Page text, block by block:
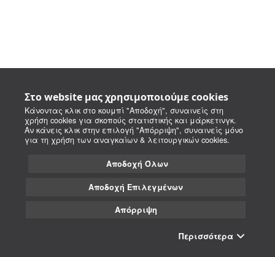
Στο website μας χρησιμοποιούμε cookies
Κάνοντας κλικ στο κουμπί "Αποδοχή", συναινείς στη
χρήση cookies για σκοπούς στατιστικής και μάρκετινγκ.
Αν κάνεις κλικ στην επιλογή "Απόρριψη", συναινείς μόνο
για τη χρήση των αναγκαίων & λειτουργικών cookies.
Αποδοχή Όλων
Αποδοχή Επιλεγμένων
Απόρριψη
Περισσότερα